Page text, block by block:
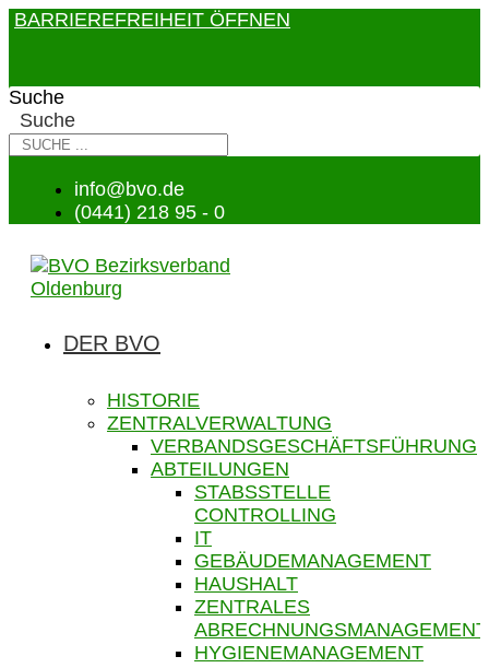
BARRIEREFREIHEIT ÖFFNEN
Suche
Suche
info@bvo.de
(0441) 218 95 - 0
DER BVO
HISTORIE
ZENTRALVERWALTUNG
VERBANDSGESCHÄFTSFÜHRUNG
ABTEILUNGEN
STABSSTELLE
CONTROLLING
IT
GEBÄUDEMANAGEMENT
HAUSHALT
ZENTRALES
ABRECHNUNGSMANAGEMENT
HYGIENEMANAGEMENT